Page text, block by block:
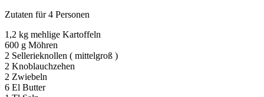
Zutaten für 4 Personen
1,2 kg mehlige Kartoffeln
600 g Möhren
2 Sellerieknollen ( mittelgroß )
2 Knoblauchzehen
2 Zwiebeln
6 El Butter